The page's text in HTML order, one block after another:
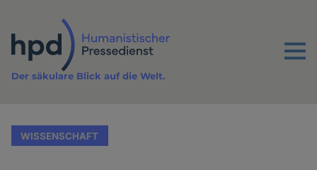
Inhalt
Menu
Der säkulare Blick auf die Welt.
WISSENSCHAFT